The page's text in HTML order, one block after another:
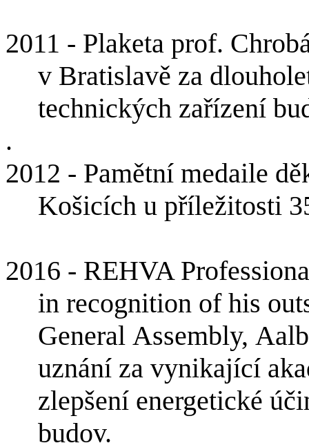
2011 - Plaketa prof.
v Bratislavě za
technických zařízení
.
2012 - Pamětní medaile
Košicích u příležitosti
2016 - REHVA
in recognition of his
GeneralAssembly,
uznání za vynikající
zlepšení energetické
budov.